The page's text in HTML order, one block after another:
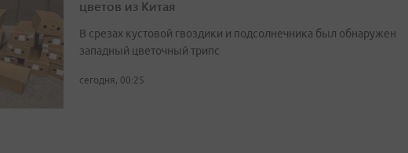
цветов из Китая
В срезах кустовой гвоздики и подсолнечника был обнаружен
западный цветочный трипс
сегодня, 00:25